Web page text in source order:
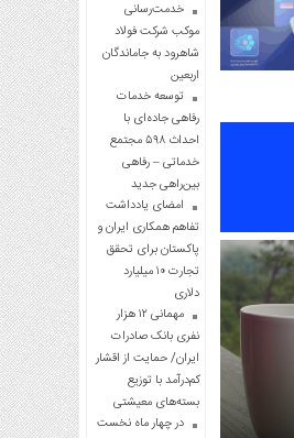
خدمت‌رسانی
موکب شرکت فولاد
شاهرود به جاماندگان
اربعین
توسعه خدمات
رفاهی جاده‌ای با
احداث ۵۹۸ مجتمع
خدماتی – رفاهی
بین‌راهی جدید
امضای یادداشت
تفاهم همکاری ایران و
پاکستان برای تحقق
تجارت ۱۰ میلیارد
دلاری
مهمانی ۱۲ هزار
نفری بانک صادرات
ایران/ حمایت از اقشار
کم‌درآمد با توزیع
بسته‌های معیشتی
در چهار ماه نخست